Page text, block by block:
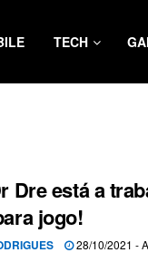
TECH
Dre está a
jogo!
28/10/2021 -